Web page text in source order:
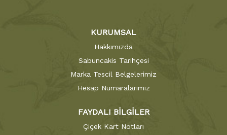
KURUMSAL
Hakkımızda
Sabuncakis Tarihçesi
Marka Tescil Belgelerimiz
Hesap Numaralarımız
FAYDALI BİLGİLER
Çiçek Kart Notları